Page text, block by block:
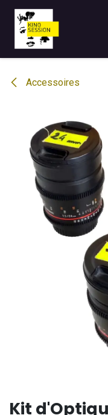
Se rendre au contenu
Accessoires
Kit